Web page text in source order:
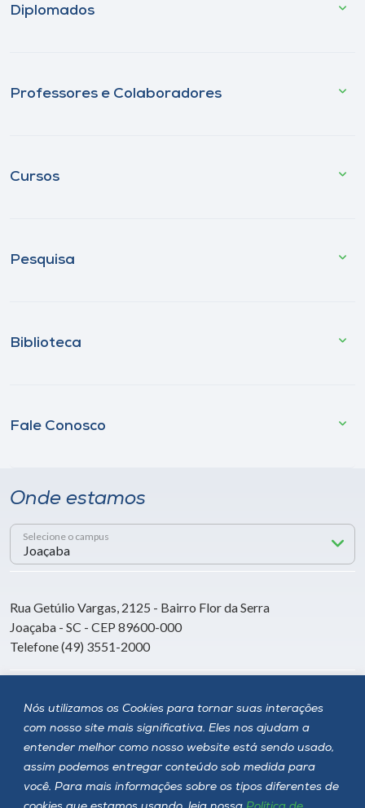
Nós utilizamos os Cookies para tornar suas interações
com nosso site mais significativa. Eles nos ajudam a
entender melhor como nosso website está sendo usado,
assim podemos entregar conteúdo sob medida para
você. Para mais informações sobre os tipos diferentes de
Diplomados
Professores e Colaboradores
Cursos
Pesquisa
Biblioteca
Fale Conosco
Onde estamos
Selecione o campus
Rua Getúlio Vargas, 2125 - Bairro Flor da Serra
Joaçaba - SC - CEP 89600-000
Telefone (49) 3551-2000
Siga a Unoesc